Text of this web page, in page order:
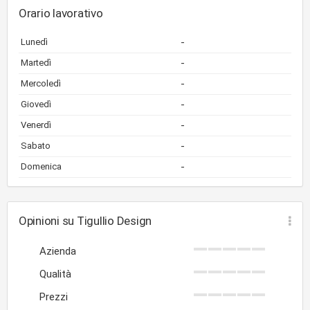
Orario lavorativo
Lunedì -
Martedì -
Mercoledì -
Giovedì -
Venerdì -
Sabato -
Domenica -
Opinioni su Tigullio Design
Azienda
Qualità
Prezzi